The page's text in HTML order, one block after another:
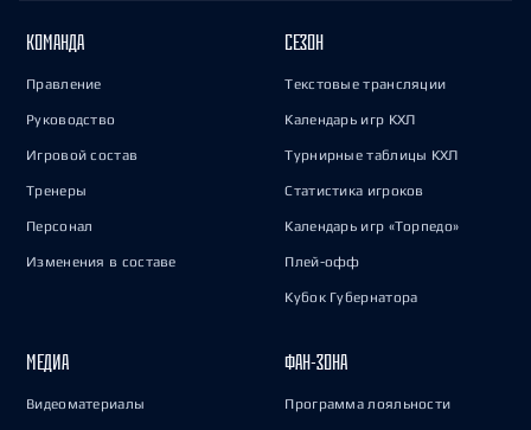
КОМАНДА
Правление
Руководство
Игровой состав
Тренеры
Персонал
Изменения в составе
СЕЗОН
Текстовые трансляции
Календарь игр КХЛ
Турнирные таблицы КХЛ
Статистика игроков
Календарь игр «Торпедо»
Плей-офф
Кубок Губернатора
МЕДИА
Видеоматериалы
ФАН-ЗОНА
Программа лояльности